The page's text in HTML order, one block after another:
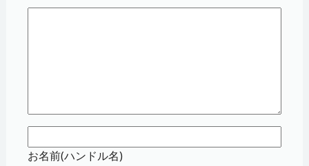
お名前(ハンドル名)